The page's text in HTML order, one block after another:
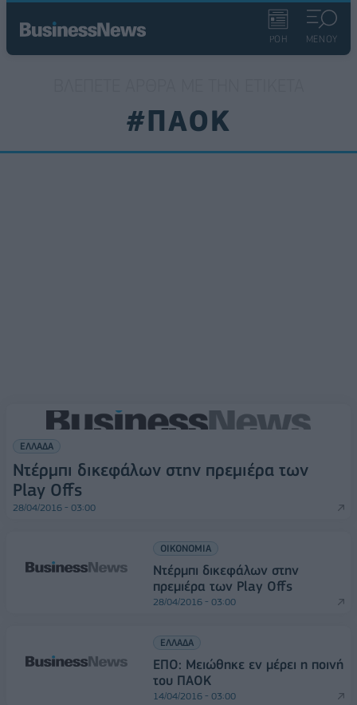
ΡΟΗ ΜΕΝΟΥ
#ΠΑΟΚ
ΕΛΛΑΔΑ
Ντέρμπι δικεφάλων στην πρεμιέρα των
Play Offs
28/04/2016 - 03:00
ΟΙΚΟΝΟΜΙΑ
Ντέρμπι δικεφάλων στην
πρεμιέρα των Play Offs
28/04/2016 - 03:00
ΕΛΛΑΔΑ
ΕΠΟ: Μειώθηκε εν μέρει η ποινή
του ΠΑΟΚ
14/04/2016 - 03:00